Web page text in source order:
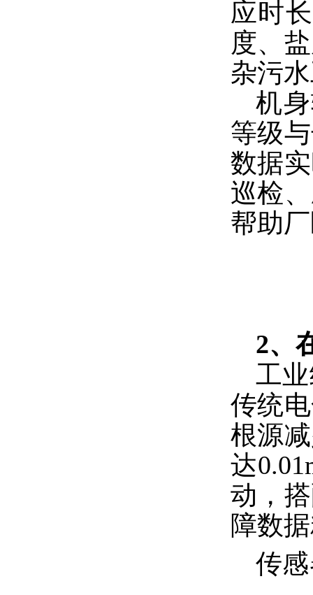
应时
度、
杂污
机
等级
数据
巡检
帮助
2、
工
传统
根源
达
动，
障数
传